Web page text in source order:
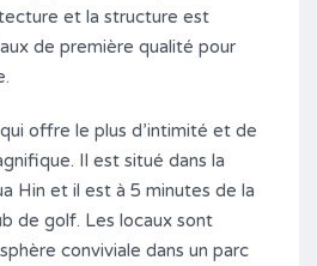
et la structure est
de première qualité pour
offre le plus d’intimité et de
Il est situé dans la
Hin et il est à 5 minutes de la
de golf. Les locaux sont
conviviale dans un parc